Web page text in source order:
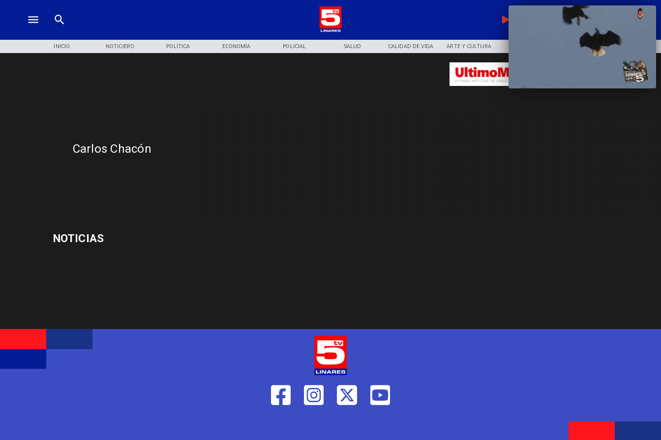
INICIO NOTICIERO POLÍTICA ECONOMÍA POLICIAL SALUD CALIDAD DE VIDA ARTE Y CULTURA DEPORTES
Carlos Chacón
NOTICIAS